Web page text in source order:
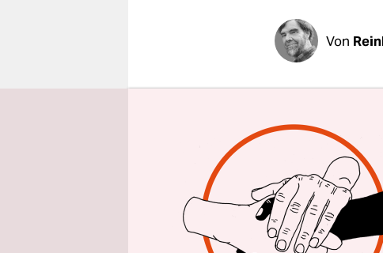
Von
"Visu Latvijai!"
ihr
Parteiuniform
selbst
russischen -